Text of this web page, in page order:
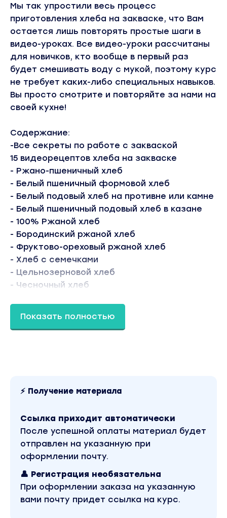
Мы так упростили весь процесс
приготовления хлеба на закваске, что Вам
остается лишь повторять простые шаги в
видео-уроках. Все видео-уроки рассчитаны
для новичков, кто вообще в первый раз
будет смешивать воду с мукой, поэтому курс
не требует каких-либо специальных навыков.
Вы просто смотрите и повторяйте за нами на
своей кухне!
Содержание:
-Все секреты по работе с закваской
15 видеорецептов хлеба на закваске
- Ржано-пшеничный хлеб
- Белый пшеничный формовой хлеб
- Белый подовый хлеб на противне или камне
- Белый пшеничный подовый хлеб в казане
- 100% Ржаной хлеб
- Бородинский ржаной хлеб
- Фруктово-ореховый ржаной хлеб
- Хлеб с семечками
- Цельнозерновой хлеб
- Чесночный хлеб
морковных маффинов
БОНУС #2 Запись вебинара "Как из хобби по
сделать дополнительный доход
БОНУС #3 Рецепт соусов для пиццы
БОНУС #4 Видеорецепт льняного соуса как
замена магазинному майонезу
БОНУС #5 Видеорецепт шоколадно-
бананового тортика (raw/vegan)
БОНУС #6 Видеорецепт тортика "Сникерс"
Показать полностью
⚡ Получение материала
Ссылка приходит автоматически
После успешной оплаты материал будет
отправлен на указанную при
оформлении почту.
👤 Регистрация необязательна
При оформлении заказа на указанную
вами почту придет ссылка на курс.